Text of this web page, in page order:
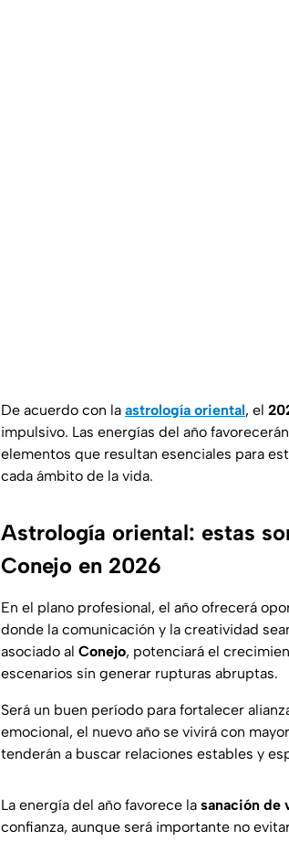
De acuerdo con la astrología oriental, el
impulsivo. Las energías del año
elementos que resultan esenciales para
cada ámbito de la vida.
Astrología oriental: estas
Conejo en 2026
En el plano profesional, el año ofrecerá
donde la comunicación y la creatividad
asociado al Conejo, potenciará el
escenarios sin generar rupturas abruptas.
Será un buen período para fortalecer
emocional, el nuevo año se vivirá con
tenderán a buscar relaciones estables y
La energía del año favorece la sanación de
confianza, aunque será importante no